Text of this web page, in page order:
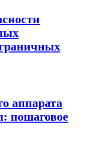
аппарата
пошаговое